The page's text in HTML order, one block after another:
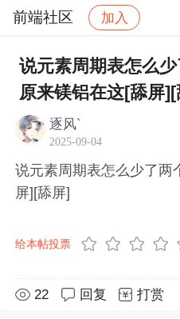
前端社区 加入
社区 前端社区 感慨
说元素周期表怎么
原来镁铝在这[舔屏][
逐风`
2025-09-04
说元素周期表怎么少了两
屏][舔屏]
给本帖投票
22 回复 打赏